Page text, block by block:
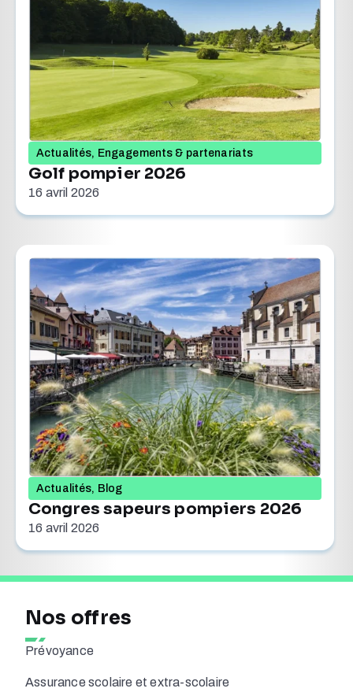
Actualités, Engagements & partenariats
Golf pompier 2026
16 avril 2026
Actualités, Blog
Congres sapeurs pompiers 2026
16 avril 2026
Nos offres
Prévoyance
Assurance scolaire et extra-scolaire